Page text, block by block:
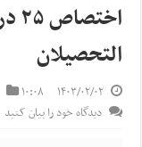
التحصیلان
۱۴۰۳/۰۲/۰۲ ۱۰:۰۸
دیدگاه خود را بیان کنید